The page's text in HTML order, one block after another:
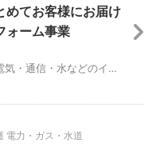
めてお客様にお届け
ォーム事業
NEXT ONEは、暮らしに欠かせない電気・通信・水などのインフラサービスをひとまとめにしてお客様に届ける「コンシューマープラットフォーム事業」を展開していま...
電力・ガス・水道